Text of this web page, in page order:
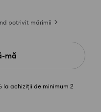
potrivit mărimii
mă
la achiziții de minimum 2